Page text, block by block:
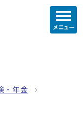
メニュー
・年金